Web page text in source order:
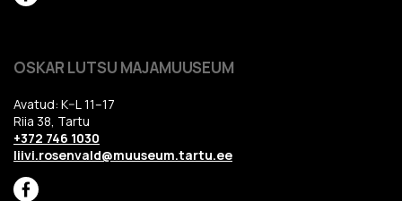
OSKAR LUTSU MAJAMUUSEUM
Avatud: K–L 11–17
Riia 38, Tartu
+372 746 1030
liivi.rosenvald@muuseum.tartu.ee